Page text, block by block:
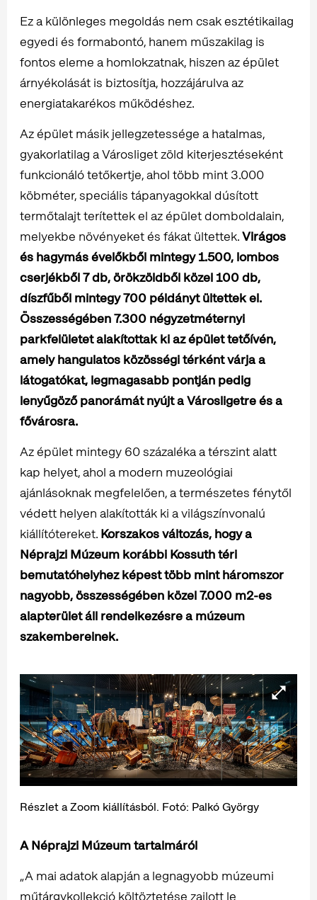
Ez a különleges megoldás nem csak esztétikailag
egyedi és formabontó, hanem műszakilag is
fontos eleme a homlokzatnak, hiszen az épület
árnyékolását is biztosítja, hozzájárulva az
energiatakarékos működéshez.
Az épület másik jellegzetessége a hatalmas,
gyakorlatilag a Városliget zöld kiterjesztéseként
funkcionáló tetőkertje, ahol több mint 3.000
köbméter, speciális tápanyagokkal dúsított
termőtalajt terítettek el az épület domboldalain,
melyekbe növényeket és fákat ültettek.Virágos
és hagymás évelőkből mintegy 1.500, lombos
cserjékből 7 db, örökzöldből közel 100 db,
díszfűből mintegy 700 példányt ültettek el.
Összességében 7.300 négyzetméternyi
parkfelületet alakítottak ki az épület tetőívén,
amely hangulatos közösségi térként várja a
látogatókat, legmagasabb pontján pedig
lenyűgöző panorámát nyújt a Városligetre és a
fővárosra.
Az épület mintegy 60 százaléka a térszint alatt
kap helyet, ahol a modern muzeológiai
ajánlásoknak megfelelően, a természetes fénytől
védett helyen alakították ki a világszínvonalú
kiállítótereket. Korszakos változás, hogya
Néprajzi Múzeum korábbi Kossuth téri
bemutatóhelyhez képest több mint háromszor
nagyobb, összességében közel 7.000 m2-es
alapterület áll rendelkezésre a múzeum
szakembereinek.
Részlet a Zoom kiállításból. Fotó: Palkó György
A Néprajzi Múzeum tartalmáról
„A mai adatok alapján a legnagyobb múzeumi
műtárgykollekció költöztetése zajlott le